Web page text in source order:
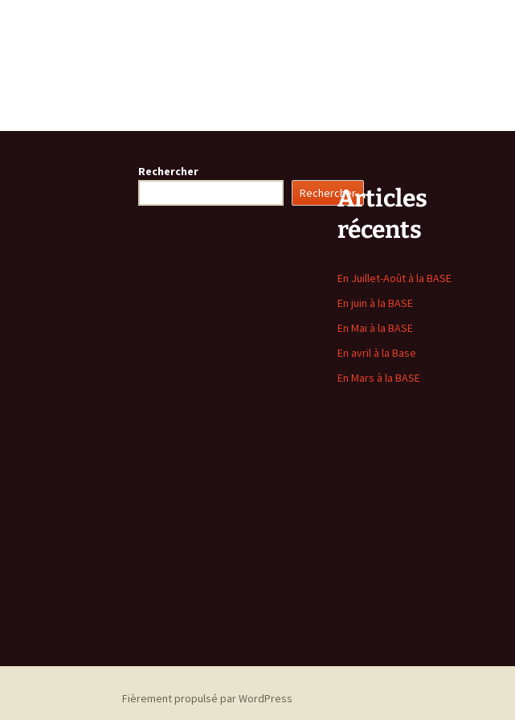
Rechercher
RechercherArticles
récents
En Juillet-Août à la BASE
En juin à la BASE
En Mai à la BASE
En avril à la Base
En Mars à la BASE
Fièrement propulsé par WordPress